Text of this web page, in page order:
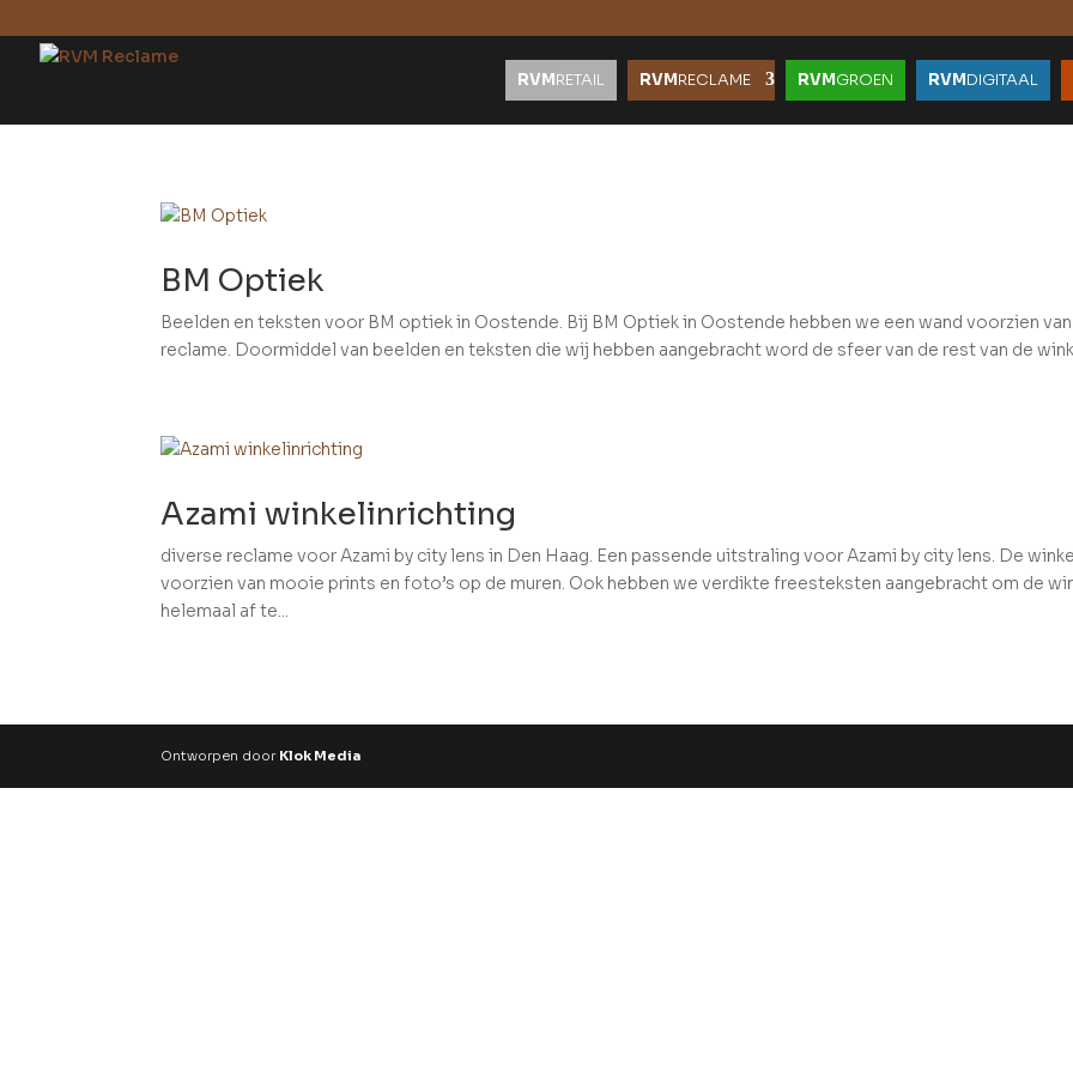
RVMRETAIL RVMRECLAME RVMGROEN RVMDIGITAAL
BM Optiek
Beelden en teksten voor BM optiek in Oostende. Bij BM Optiek in Oostende hebben we een wand voorzien van
reclame. Doormiddel van beelden en teksten die wij hebben aangebracht word de sfeer van de rest van de
Azami winkelinrichting
diverse reclame voor Azami by city lens in Den Haag. Een passende uitstraling voor Azami by city lens. De
voorzien van mooie prints en foto’s op de muren. Ook hebben we verdikte freesteksten aangebracht om de
helemaal af te...
Ontworpen door Klok Media